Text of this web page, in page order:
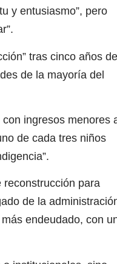
y entusiasmo”, pero
tras cinco años de
de la mayoría del
ingresos menores
de cada tres niños
para
de la
endeudado, con